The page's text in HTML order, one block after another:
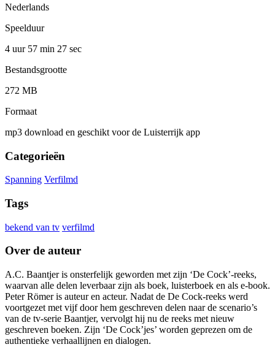
Nederlands
Speelduur
4 uur 57 min 27 sec
Bestandsgrootte
272 MB
Formaat
mp3 download en geschikt voor de Luisterrijk app
Categorieën
Spanning Verfilmd
Tags
bekend van tv verfilmd
Over de auteur
A.C. Baantjer is onsterfelijk geworden met zijn ‘De Cock’-reeks,
waarvan alle delen leverbaar zijn als boek, luisterboek en als e-book.
Peter Römer is auteur en acteur. Nadat de De Cock-reeks werd
voortgezet met vijf door hem geschreven delen naar de scenario’s
van de tv-serie Baantjer, vervolgt hij nu de reeks met nieuw
geschreven boeken. Zijn ‘De Cock’jes’ worden geprezen om de
authentieke verhaallijnen en dialogen.